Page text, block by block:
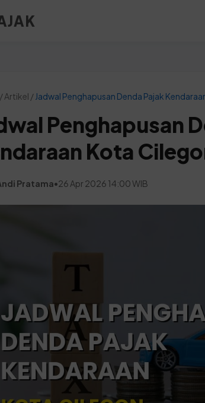
Artikel / Jadwal Penghapusan Denda Pajak
Penghapusan
Kota
Pratama•26 Apr 2026 14:00 WIB